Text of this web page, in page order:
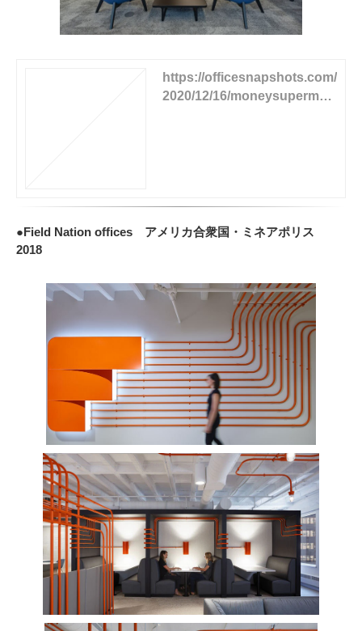
https://officesnapshots.com/
2020/12/16/moneysupermar
●Field Nation offices アメリカ合衆国・ミネアポリス
2018